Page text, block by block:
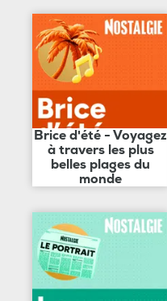
Brice d'été - Voyagez
à travers les plus
belles plages du
monde